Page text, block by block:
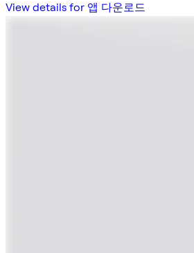
View details for 앱 다운로드